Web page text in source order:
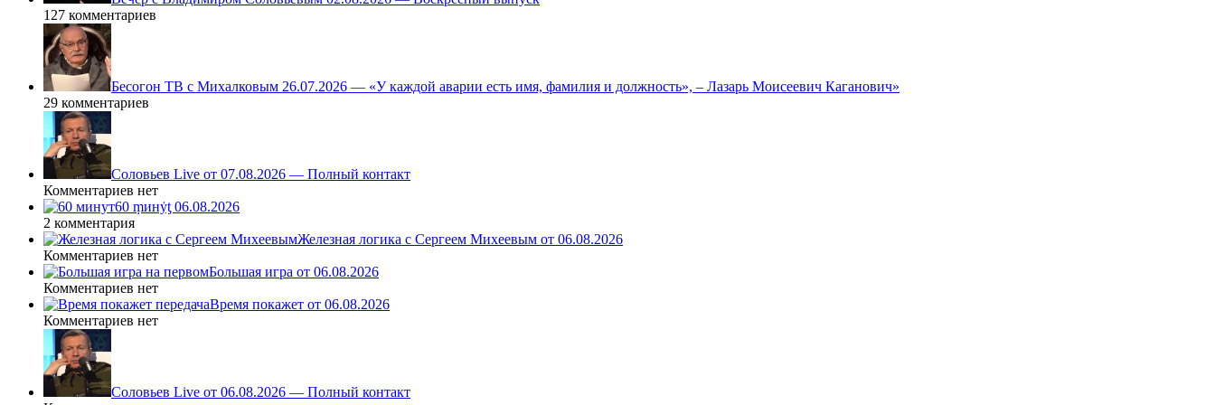
127 комментариев
Бесогон ТВ с Михалковым 26.07.2026 — «У каждой аварии есть имя, фамилия и должность», – Лазарь Моисеевич Каганович»
29 комментариев
Соловьев Live от 07.08.2026 — Полный контакт
Комментариев нет
60 ṃинẏƫ 06.08.2026
2 комментария
Железная логика с Сергеем Михеевым от 06.08.2026
Комментариев нет
Большая игра от 06.08.2026
Комментариев нет
Время покажет от 06.08.2026
Комментариев нет
Соловьев Live от 06.08.2026 — Полный контакт